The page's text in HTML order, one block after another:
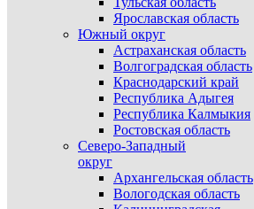
Ярославская область
Южный округ
Астраханская область
Волгоградская область
Краснодарский край
Республика Адыгея
Республика Калмыкия
Ростовская область
Северо-Западный
округ
Архангельская область
Вологодская область